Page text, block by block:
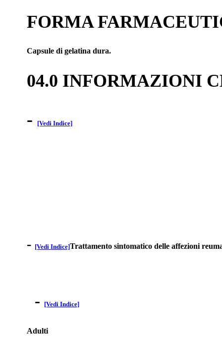
FORMA
Capsule di gelatina dura.
04.0 INFORMAZIONI
-
[Vedi Indice]
- [Vedi Indice]Trattamento sintomatico delle affezioni
- [Vedi Indice]
Adulti